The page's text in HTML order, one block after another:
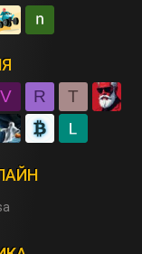
V R
T